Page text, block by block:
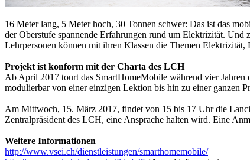
16 Meter lang, 5 Meter hoch, 30 Tonnen schwer: Das ist das
der Oberstufe spannende Erfahrungen rund um Elektrizität.
Lehrpersonen können mit ihren Klassen die Themen
Projekt ist konform mit der Charta des LCH
Ab April 2017 tourt das SmartHomeMobile während vier
modulierbar von einer einzigen Lektion bis hin zu einer ganzen
Am Mittwoch, 15. März 2017, findet von 15 bis 17 Uhr die
Zentralpräsident des LCH, eine Ansprache halten wird. Eine
Weitere Informationen
http://www.vsei.ch/dienstleistungen/smarthomemobile/